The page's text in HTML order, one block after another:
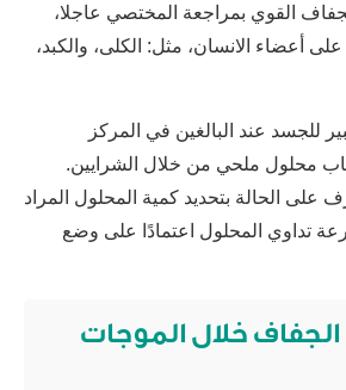
القوي بمراجعة المختصي عاجلا،
أعضاء الانسان، مثل: الكلى، والكبد،
للجسد عند البالغين في المركز
محلول ملحي من خلال الشرايين.
الحالة بتحديد كمية المحلول المراد
تداوي المحلول اعتمادًا على وضع
الجفاف خلال الموجات